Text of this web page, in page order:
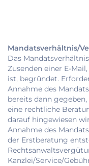
Mandatsverhältnis/
Das
Zusenden einer E-
ist, begründet.
Annahme des
bereits dann
eine rechtliche
darauf hingewiesen
Annahme des
der Erstberatung
Kanzlei/Service/